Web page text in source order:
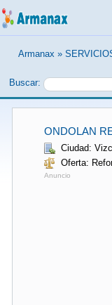
Armanax »
Buscar:
ONDOLAN
Ciudad:
Oferta:
Anuncio